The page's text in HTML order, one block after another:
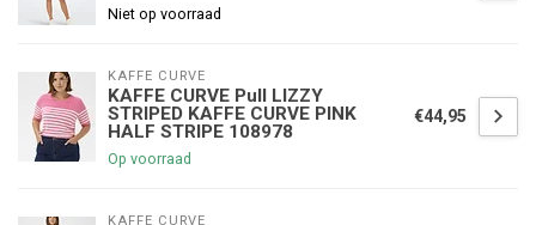
Niet op voorraad
KAFFE CURVE
KAFFE CURVE Pull LIZZY
STRIPED KAFFE CURVE PINK
HALF STRIPE 108978
Op voorraad
€44,95
KAFFE CURVE